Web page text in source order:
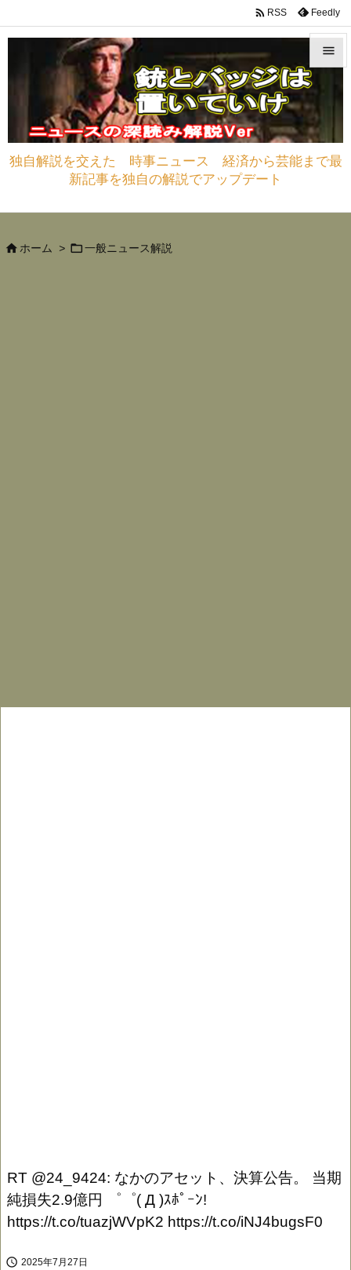
独自解説を交えた 時事ニュース 経済から芸能まで最
新記事を独自の解説でアップデート


サイド


 RSS Feedly
 ホーム >  一般ニュース解説
RT @24_9424: なかのアセット、決算公告。 当期
純損失2.9億円 ゜゜( Д )ｽﾎﾟｰﾝ!
https://t.co/tuazjWVpK2 https://t.co/iNJ4bugsF0
 2025年7月27日